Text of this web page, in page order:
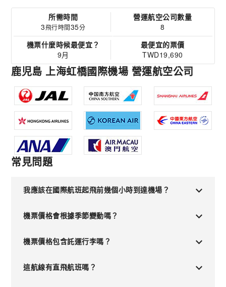
所需時間
3飛行時間35分
營運航空公司數量
8
機票什麼時候最便宜？
9月
最便宜的票價
TWD19,690
鹿児島 上海虹橋國際機場 營運航空公司
常見問題
我應該在國際航班起飛前幾個小時到達機場？
機票價格會根據季節變動嗎？
機票價格包含託運行李嗎？
這航線有直飛航班嗎？